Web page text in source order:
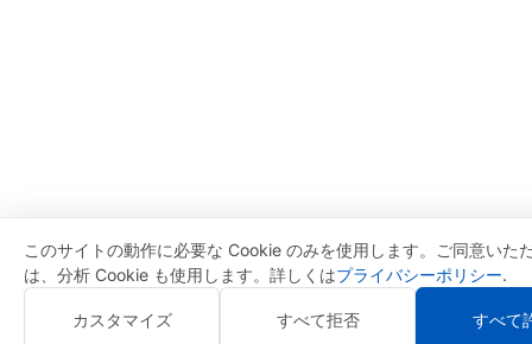
このサイトの動作に必要な Cookie のみを使用します。ご同意いた
は、分析 Cookie も使用します。詳しくはプライバシーポリシー.
カスタマイズ すべて拒否 すべて